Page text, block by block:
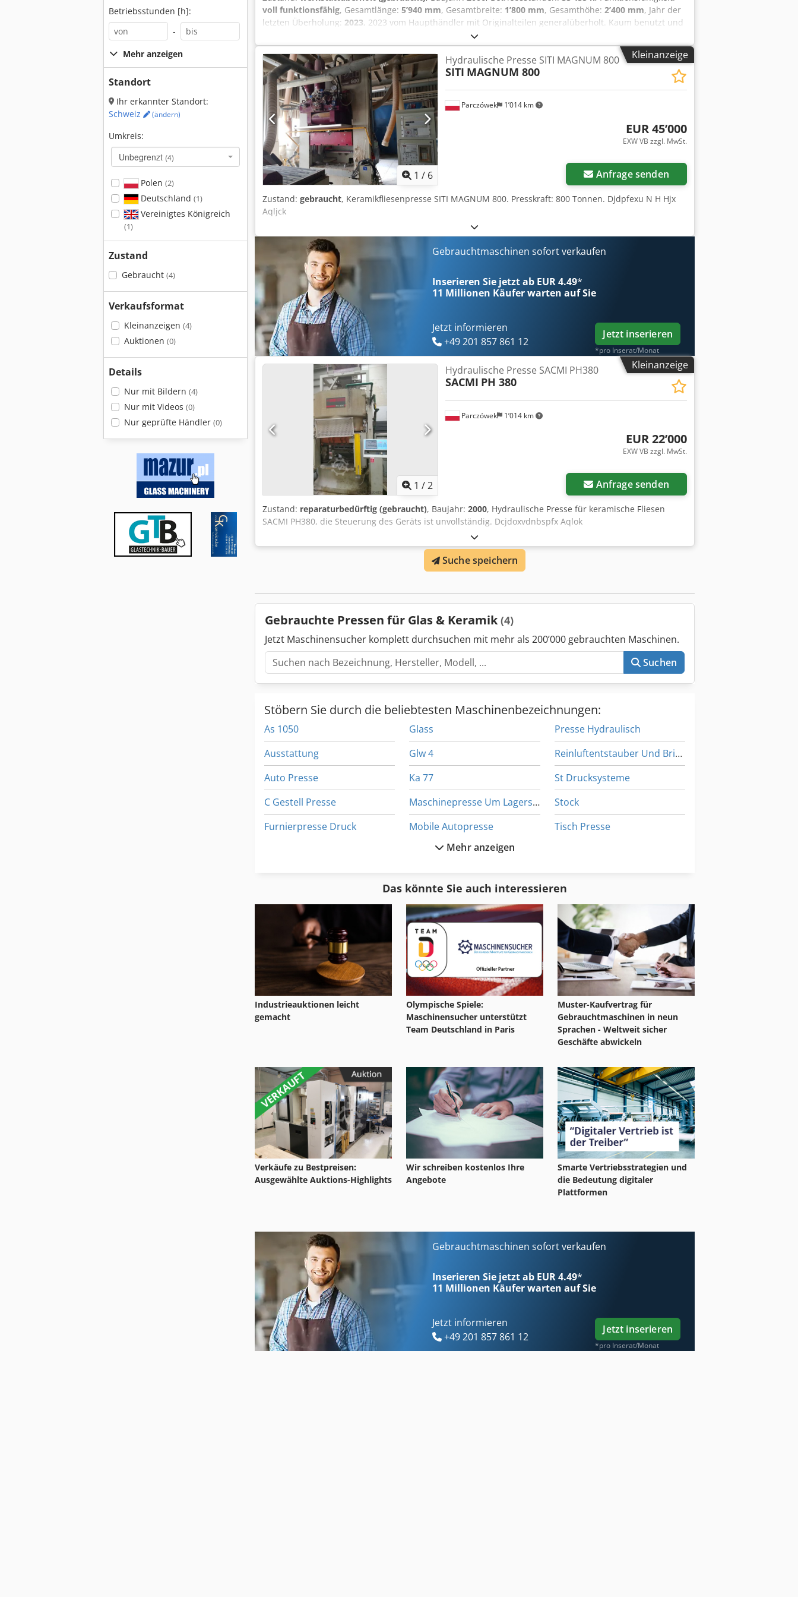
Betriebsstunden [h]:
-
Mehr anzeigen
Standort
Ihr erkannter Standort:
Schweiz
(ändern)
Umkreis:
Unbegrenzt (4)
Polen (2)
Deutschland (1)
Vereinigtes Königreich
(1)
Zustand
Gebraucht (4)
Verkaufsformat
Kleinanzeigen (4)
Auktionen (0)
Details
Nur mit Bildern (4)
Nur mit Videos (0)
Nur geprüfte Händler (0)
voll funktionsfähig, Gesamtlänge: 5’940 mm, Gesamtbreite: 1’800 mm, Gesamthöhe: 2’400 mm, Jahr der
letzten Überholung: 2023, 2023 vom Haupthändler mit Originalteilen generalüberholt. Kaum benutzt und
durchgehend gepflegt. Dcodpfxsvw At As Aqljk Die Maschine wurde kaum benutzt und ist voll
funktionsfähig und sofort einsatzbereit. Der Transport ist nicht im Preis inbegriffen, kann aber gegen
Gebühr organisiert werden. Je nach Standort.
Kleinanzeige
1 / 6
Parczówek 1’014 km
Hydraulische Presse SITI MAGNUM 800
SITI MAGNUM 800
EUR 45’000
EXW VB zzgl. MwSt.
Anfrage senden
Zustand: gebraucht, Keramikfliesenpresse SITI MAGNUM 800. Presskraft: 800 Tonnen. Djdpfexu N H Hjx
Aqljck
Gebrauchtmaschinen sofort verkaufen
Inserieren Sie jetzt ab EUR 4.49*
11 Millionen Käufer warten auf Sie
Jetzt informieren
+49 201 857 861 12
Jetzt inserieren
*pro Inserat/Monat
Kleinanzeige
Mehr Bilder anfragen
1 /2
Parczówek 1’014 km
Hydraulische Presse SACMI PH380
SACMI PH 380
EUR 22’000
EXW VB zzgl. MwSt.
Anfrage senden
Zustand: reparaturbedürftig (gebraucht), Baujahr: 2000, Hydraulische Presse für keramische Fliesen
SACMI PH380, die Steuerung des Geräts ist unvollständig. Dcjdoxvdnbspfx Aqlok
Suche speichern
Gebrauchte Pressen für Glas & Keramik (4)
Jetzt Maschinensucher komplett durchsuchen mit mehr als 200’000 gebrauchten Maschinen.
Suchen
Stöbern Sie durch die beliebtesten Maschinenbezeichnungen:
As 1050
Ausstattung
Auto Presse
C Gestell Presse
Furnierpresse Druck
Glas Schleifmaschine
Glass
Glw 4
Ka 77
Maschinepresse Um Lagerschalen Zu Pressen
Mobile Autopresse
Mobile Schrottpresse
Presse
Presse Hydraulisch
Reinluftentstauber Und Brikettierpresse
St Drucksysteme
Stock
Tisch Presse
Mehr anzeigen
Das könnte Sie auch interessieren
Industrieauktionen leicht
gemacht
Olympische Spiele:
Maschinensucher unterstützt
Team Deutschland in Paris
Muster-Kaufvertrag für
Gebrauchtmaschinen in neun
Sprachen - Weltweit sicher
Geschäfte abwickeln
Verkäufe zu Bestpreisen:
Ausgewählte Auktions-Highlights
Wir schreiben kostenlos Ihre
Angebote
Smarte Vertriebsstrategien und
die Bedeutung digitaler
Plattformen
Gebrauchtmaschinen sofort verkaufen
Inserieren Sie jetzt ab EUR 4.49*
11 Millionen Käufer warten auf Sie
Jetzt informieren
+49 201 857 861 12
Jetzt inserieren
*pro Inserat/Monat